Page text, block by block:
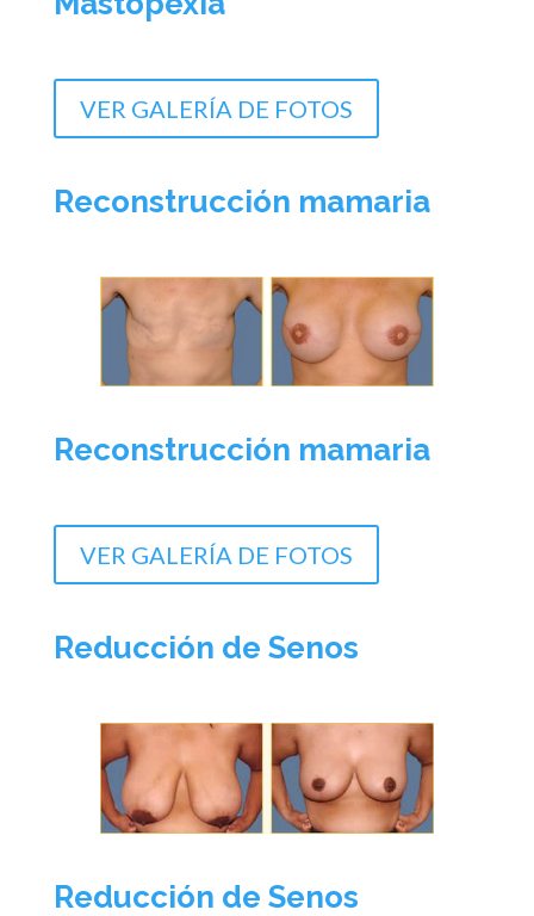
VER GALERÍA DE FOTOS
Reconstrucción mamaria
Reconstrucción mamaria
VER GALERÍA DE FOTOS
Reducción de Senos
Reducción de Senos